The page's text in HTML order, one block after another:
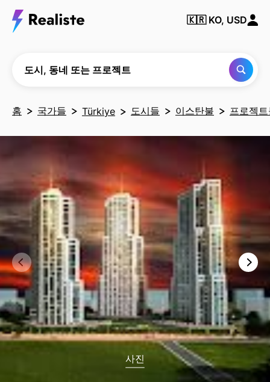
🇰🇷 KO, USD
도시, 동네 또는 프로젝트
홈 국가들 Türkiye 도시들 이스탄불 프로젝
사진